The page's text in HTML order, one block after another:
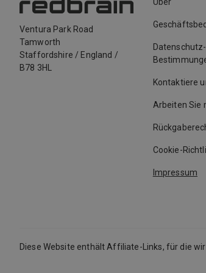
Ventura Park Road
Tamworth
Staffordshire / England /
B78 3HL
Datenschutz-
Kontaktiere
Arbeiten Sie
Cookie-
Impressum
Diese Website enthält Affiliate-Links, für die